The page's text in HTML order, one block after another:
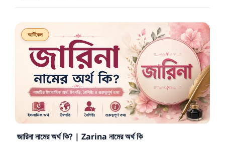
আর্টিকেল
জারিনা নামের অর্থ কি? | Zarina নামের অর্থ কি